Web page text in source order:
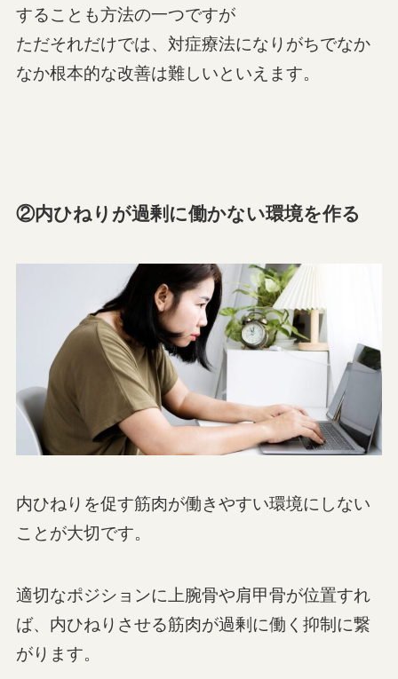
することも方法の一つですが
ただそれだけでは、対症療法になりがちでなか
なか根本的な改善は難しいといえます。
②内ひねりが過剰に働かない環境を作る
内ひねりを促す筋肉が働きやすい環境にしない
ことが大切です。
適切なポジションに上腕骨や肩甲骨が位置すれ
ば、内ひねりさせる筋肉が過剰に働く抑制に繋
がります。